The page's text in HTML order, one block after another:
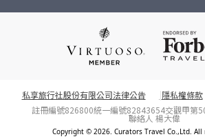
私享旅行社股份有限公司法律公告 隱私權條款
註冊編號826800統一編號82843654交觀甲第
聯絡人 楊大偉
Copyright © 2026. Curators Travel Co.,Ltd.